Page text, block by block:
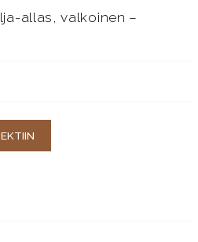
allas, valkoinen –